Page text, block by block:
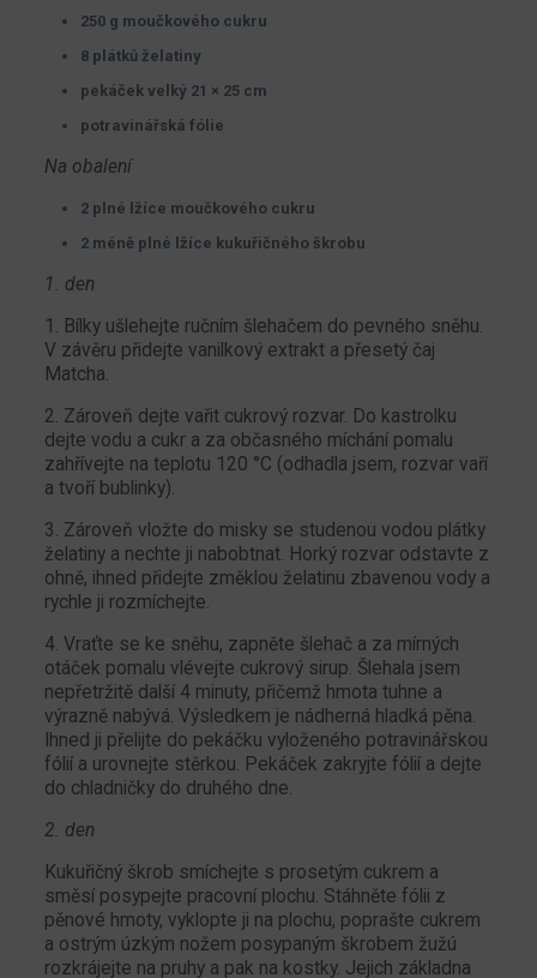
250 g moučkového cukru
8 plátků želatiny
pekáček velký 21 × 25 cm
potravinářská fólie
Na obalení
2 plné lžíce moučkového cukru
2 méně plné lžíce kukuřičného škrobu
1. den
1. Bílky ušlehejte ručním šlehačem do pevného sněhu.
V závěru přidejte vanilkový extrakt a přesetý čaj
Matcha.
2. Zároveň dejte vařit cukrový rozvar. Do kastrolku
dejte vodu a cukr a za občasného míchání pomalu
zahřívejte na teplotu 120 °C (odhadla jsem, rozvar vaří
a tvoří bublinky).
3. Zároveň vložte do misky se studenou vodou plátky
želatiny a nechte ji nabobtnat. Horký rozvar odstavte z
ohně, ihned přidejte změklou želatinu zbavenou vody a
rychle ji rozmíchejte.
4. Vraťte se ke sněhu, zapněte šlehač a za mírných
otáček pomalu vlévejte cukrový sirup. Šlehala jsem
nepřetržitě další 4 minuty, přičemž hmota tuhne a
výrazně nabývá. Výsledkem je nádherná hladká pěna.
Ihned ji přelijte do pekáčku vyloženého potravinářskou
fólií a urovnejte stěrkou. Pekáček zakryjte fólií a dejte
do chladničky do druhého dne.
2. den
Kukuřičný škrob smíchejte s prosetým cukrem a
směsí posypejte pracovní plochu. Stáhněte fólii z
pěnové hmoty, vyklopte ji na plochu, poprašte cukrem
a ostrým úzkým nožem posypaným škrobem žužú
rozkrájejte na pruhy a pak na kostky. Jejich základna